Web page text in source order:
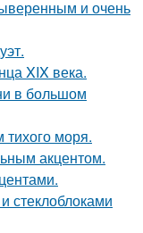
и очень
XIX века.
в большом
моря.
акцентом.
стеклоблоками